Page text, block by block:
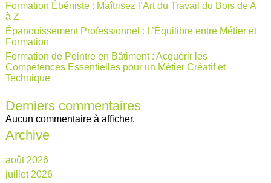
Formation Ébéniste : Maîtrisez l’Art du Travail du Bois de A
à Z
Épanouissement Professionnel : L’Équilibre entre Métier et
Formation
Formation de Peintre en Bâtiment : Acquérir les
Compétences Essentielles pour un Métier Créatif et
Technique
Derniers commentaires
Aucun commentaire à afficher.
Archive
août 2026
juillet 2026